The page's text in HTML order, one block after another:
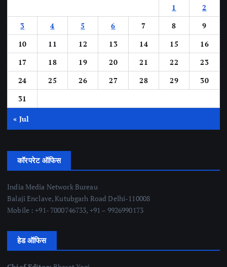
1
2
3
4 5 6 7 8
9
10
11 12 13 14 15
16
17
18 19 20 21 22
23
24
25 26 27 28 29
30
31
« Jul
कॉरपरेट ऑफिस
India Media Network Bureau
Balaji Enclave, Kutubgarh Road Delhi-110008
Mobile : +91- 7000746733, +91 – 9926990173
हेड ऑफिस